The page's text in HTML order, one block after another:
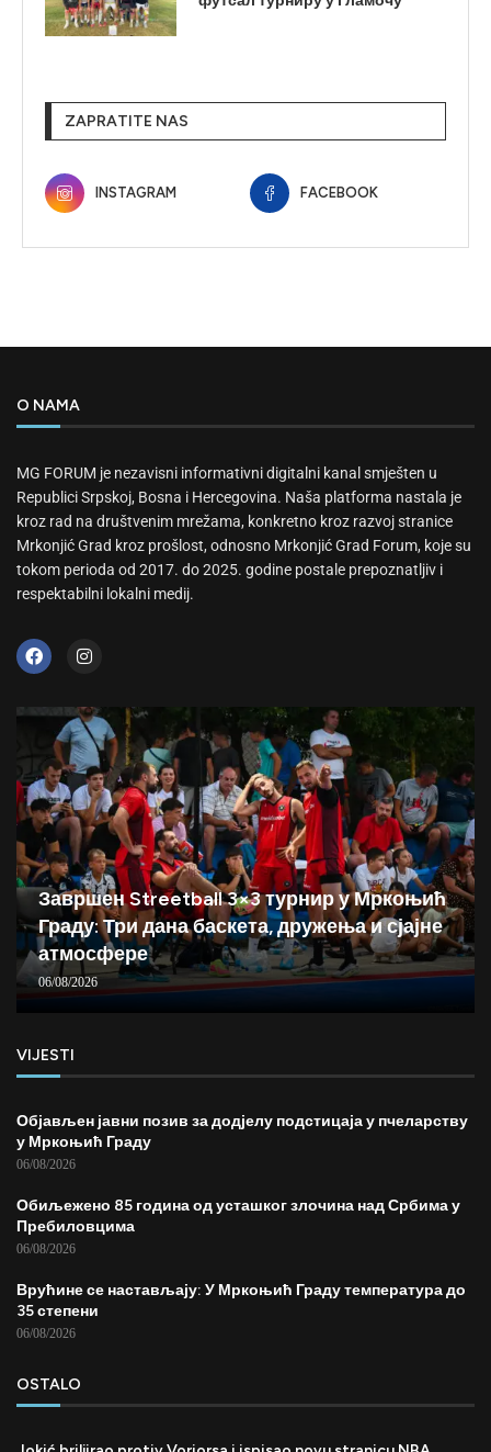
ZAPRATITE NAS
INSTAGRAM FACEBOOK
O NAMA
MG FORUM je nezavisni informativni digitalni kanal smješten u
Republici Srpskoj, Bosna i Hercegovina. Naša platforma nastala je
kroz rad na društvenim mrežama, konkretno kroz razvoj stranice
Mrkonjić Grad kroz prošlost, odnosno Mrkonjić Grad Forum, koje su
tokom perioda od 2017. do 2025. godine postale prepoznatljiv i
respektabilni lokalni medij.
Завршен Streetball 3×3 турнир у Мркоњић
Граду: Три дана баскета, дружења и сјајне
атмосфере
06/08/2026
VIJESTI
Објављен јавни позив за додјелу подстицаја у пчеларству
у Мркоњић Граду
06/08/2026
Обиљежено 85 година од усташког злочина над Србима у
Пребиловцима
06/08/2026
Врућине се настављају: У Мркоњић Граду температура до
35 степени
06/08/2026
OSTALO